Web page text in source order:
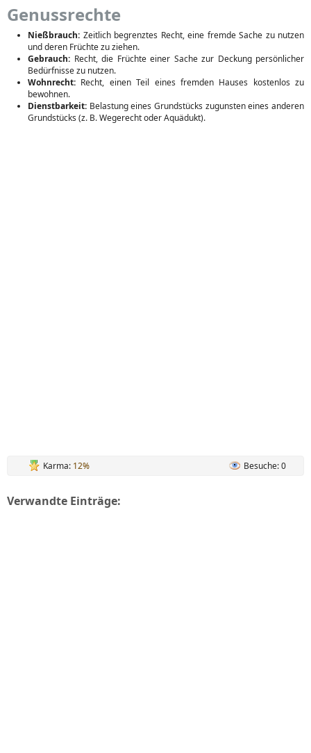
Genussrechte
Nießbrauch: Zeitlich begrenztes Recht, eine fremde Sache zu nutzen
und deren Früchte zu ziehen.
Gebrauch: Recht, die Früchte einer Sache zur Deckung persönlicher
Bedürfnisse zu nutzen.
Wohnrecht: Recht, einen Teil eines fremden Hauses kostenlos zu
bewohnen.
Dienstbarkeit: Belastung eines Grundstücks zugunsten eines anderen
Grundstücks (z. B. Wegerecht oder Aquädukt).
Karma: 12% Besuche: 0
Verwandte Einträge: